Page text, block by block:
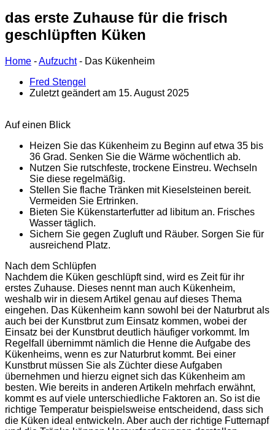
das erste Zuhause für die frisch
geschlüpften Küken
Home -Aufzucht- Das Kükenheim
Fred Stengel
Zuletzt geändert am 15. August 2025
Auf einen Blick
Heizen Sie das Kükenheim zu Beginn auf etwa 35 bis
36 Grad. Senken Sie die Wärme wöchentlich ab.
Nutzen Sie rutschfeste, trockene Einstreu. Wechseln
Sie diese regelmäßig.
Stellen Sie flache Tränken mit Kieselsteinen bereit.
Vermeiden Sie Ertrinken.
Bieten Sie Kükenstarterfutter ad libitum an. Frisches
Wasser täglich.
Sichern Sie gegen Zugluft und Räuber. Sorgen Sie für
ausreichend Platz.
Nach dem Schlüpfen
Nachdem die Küken geschlüpft sind, wird es Zeit für ihr
erstes Zuhause. Dieses nennt man auch Kükenheim,
weshalb wir in diesem Artikel genau auf dieses Thema
eingehen. Das Kükenheim kann sowohl bei der Naturbrut als
auch bei der Kunstbrut zum Einsatz kommen, wobei der
Einsatz bei der Kunstbrut deutlich häufiger vorkommt. Im
Regelfall übernimmt nämlich die Henne die Aufgabe des
Kükenheims, wenn es zur Naturbrut kommt. Bei einer
Kunstbrut müssen Sie als Züchter diese Aufgaben
übernehmen und hierzu eignet sich das Kükenheim am
besten. Wie bereits in anderen Artikeln mehrfach erwähnt,
kommt es auf viele unterschiedliche Faktoren an. So ist die
richtige Temperatur beispielsweise entscheidend, dass sich
die Küken ideal entwickeln. Aber auch der richtige Futternapf